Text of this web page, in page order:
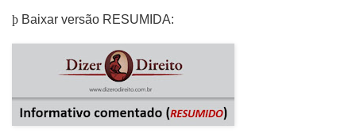
þ Baixar versão RESUMIDA: